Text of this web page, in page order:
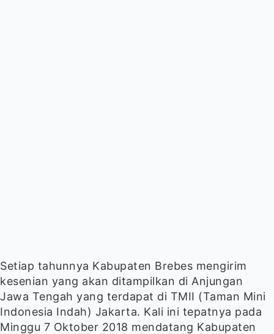
Setiap tahunnya Kabupaten Brebes mengirim
kesenian yang akan ditampilkan di Anjungan
Jawa Tengah yang terdapat di TMII (Taman Mini
Indonesia Indah) Jakarta. Kali ini tepatnya pada
Minggu 7 Oktober 2018 mendatang Kabupaten